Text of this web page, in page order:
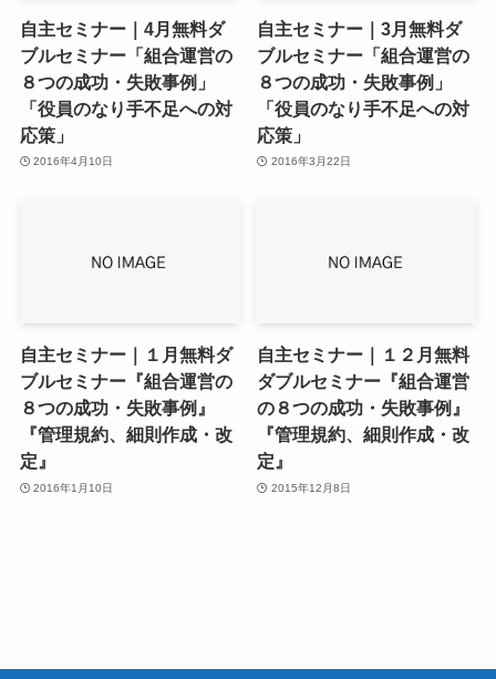
自主セミナー｜4月無料ダ
ブルセミナー「組合運営の
８つの成功・失敗事例」
「役員のなり手不足への対
応策」
2016年4月10日
自主セミナー｜3月無料ダ
ブルセミナー「組合運営の
８つの成功・失敗事例」
「役員のなり手不足への対
応策」
2016年3月22日
自主セミナー｜１月無料ダ
ブルセミナー『組合運営の
８つの成功・失敗事例』
『管理規約、細則作成・改
定』
2016年1月10日
自主セミナー｜１２月無料
ダブルセミナー『組合運営
の８つの成功・失敗事例』
『管理規約、細則作成・改
定』
2015年12月8日